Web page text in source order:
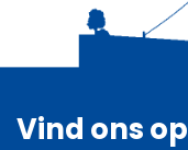
Vind ons op